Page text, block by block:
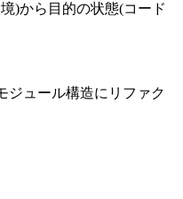
)から目的の状態(コード
ジュール構造にリファク